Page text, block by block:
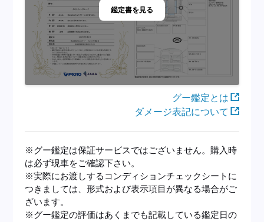
鑑定書を見る
グー鑑定とは
ダメージ表記について
※グー鑑定は保証サービスではございません。購入時
は必ず現車をご確認下さい。
※実際にお渡しするコンディションチェックシートに
つきましては、形式および表示項目が異なる場合がご
ざいます。
※グー鑑定の評価はあくまでも記載している鑑定日の